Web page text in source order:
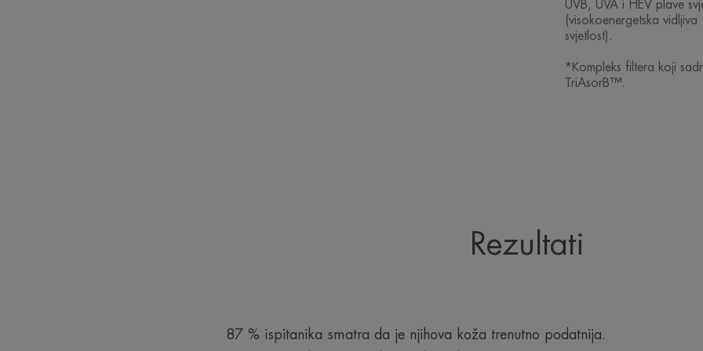
UVB, UVA i HEV plave
(visokoenergetska vidljiva
svjetlost).
*Kompleks filtera koji
TriAsorB™.
Rezultati
87 % ispitanika smatra da je njihova koža trenutno podatnija.